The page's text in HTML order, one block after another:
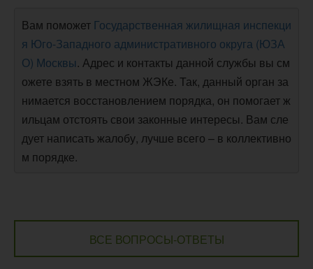
Вам поможет Государственная жилищная инспекци
я Юго-Западного административного округа (ЮЗА
О) Москвы. Адрес и контакты данной службы вы см
ожете взять в местном ЖЭКе. Так, данный орган за
нимается восстановлением порядка, он помогает ж
ильцам отстоять свои законные интересы. Вам сле
дует написать жалобу, лучше всего – в коллективно
м порядке.
ВСЕ ВОПРОСЫ-ОТВЕТЫ